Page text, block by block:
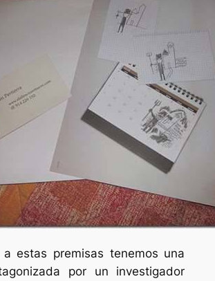
estas premisas tenemos una
por un investigador